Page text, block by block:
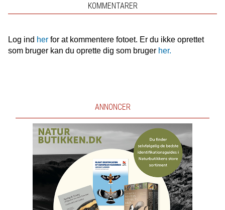
KOMMENTARER
Log ind herfor at kommentere fotoet. Er du ikke oprettet
som bruger kan du oprette dig som bruger her.
ANNONCER